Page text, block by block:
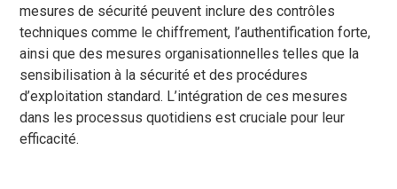
mesures de sécurité peuvent inclure des contrôles
techniques comme le chiffrement, l’authentification forte,
ainsi que des mesures organisationnelles telles que la
sensibilisation à la sécurité et des procédures
d’exploitation standard. L’intégration de ces mesures
dans les processus quotidiens est cruciale pour leur
efficacité.